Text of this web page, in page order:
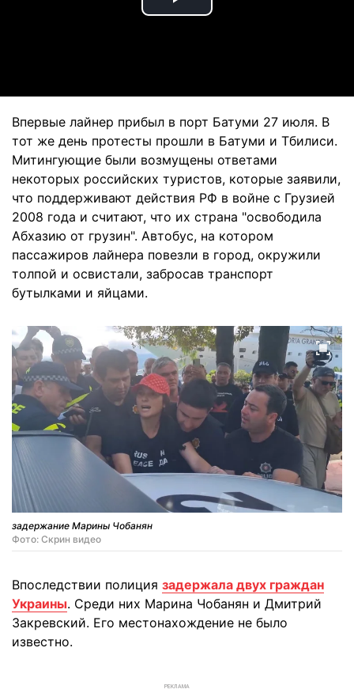
Play
Впервые лайнер прибыл в порт Батуми 27 июля. В
тот же день протесты прошли в Батуми и Тбилиси.
Митингующие были возмущены ответами
некоторых российских туристов, которые заявили,
что поддерживают действия РФ в войне с Грузией
2008 года и считают, что их страна "освободила
Абхазию от грузин". Автобус, на котором
пассажиров лайнера повезли в город, окружили
толпой и освистали, забросав транспорт
бутылками и яйцами.
задержание Марины Чобанян
Фото: Скрин видео
Впоследствии полиция задержала двух граждан
Украины. Среди них Марина Чобанян и Дмитрий
Закревский. Его местонахождение не было
известно.
РЕКЛАМА